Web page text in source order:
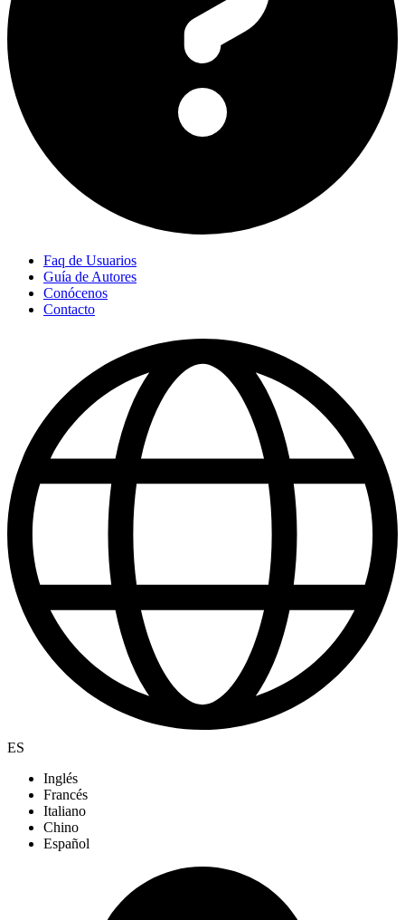
Faq de Usuarios
Guía de Autores
Conócenos
Contacto
ES
Inglés
Francés
Italiano
Chino
Español